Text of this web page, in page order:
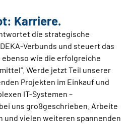
Karriere.
die strategische
Verbunds und steuert das
wie die erfolgreiche
Werde jetzt Teil unserer
Projekten im Einkauf und
IT-Systemen –
uns großgeschrieben. Arbeite
und vielen weiteren spannenden